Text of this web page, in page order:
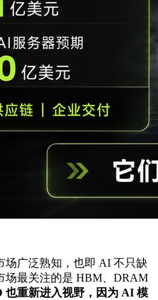
场广泛熟知，也即 AI 不只缺
场最关注的是 HBM、DRAM
也重新进入视野，因为 AI 模